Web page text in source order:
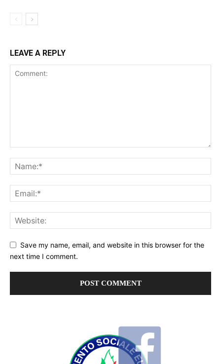
LEAVE A REPLY
Save my name, email, and website in this browser for the
next time I comment.